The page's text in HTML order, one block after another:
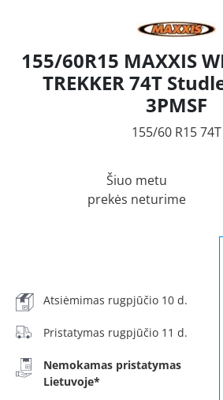
155/60R15 MAXXIS
TREKKER 74T
3PMSF
155/60 R15 74T
Šiuo metu
prekės neturime
Atsiėmimas rugpjūčio 10 d.
Pristatymas rugpjūčio 11 d.
Nemokamas pristatymas
Lietuvoje*